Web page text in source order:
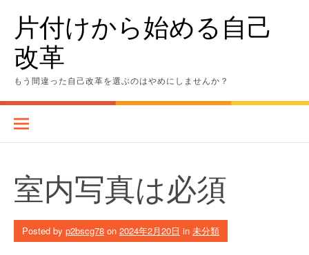
content片付けから始める自己
改革
もう間違った自己改革を選ぶのはやめにしませんか？
室内写真は必須
Posted by p2bscg78 on 2024年2月20日 in 未分類